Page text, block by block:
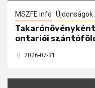
MSZFE infó
ontariói
2026-07-31